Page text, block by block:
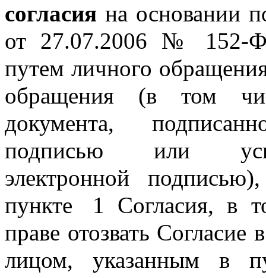
согласия на основании
от 27.07.2006 № 152-
путем личного
обращения (в том
документа,
подписью или
электронной
пункте 1 Согласия, в
праве отозвать
лицом, указанным в